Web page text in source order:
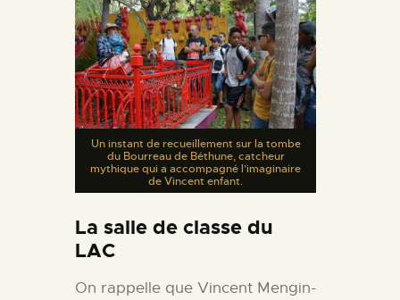
Un instant de recueillement sur la tombe
du Bourreau de Béthune, catcheur
mythique qui a accompagné l’imaginaire
de Vincent enfant.
La salle de classe du
LAC
On rappelle que Vincent Mengin-